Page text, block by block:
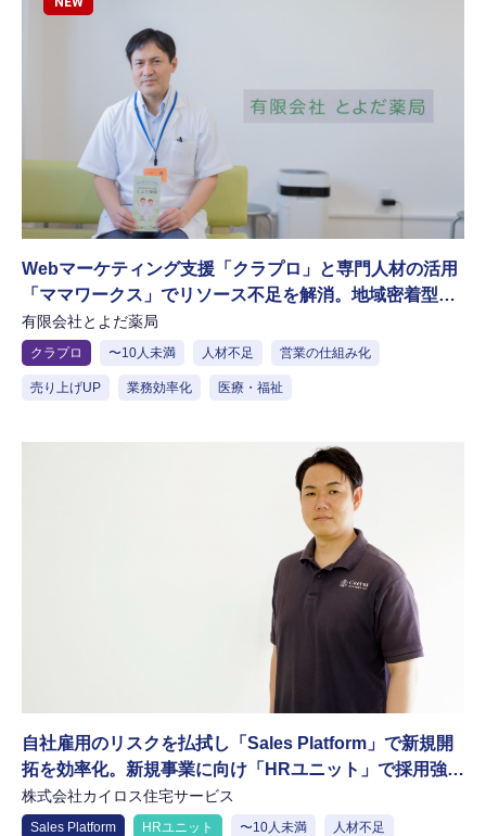
Webマーケティング支援「クラプロ」と専門人材の活用
「ママワークス」でリソース不足を解消。地域密着型の
薬局が挑む新たな認知拡大
有限会社とよだ薬局
クラプロ 〜10人未満 人材不足 営業の仕組み化
売り上げUP 業務効率化 医療・福祉
自社雇用のリスクを払拭し「Sales Platform」で新規開
拓を効率化。新規事業に向け「HRユニット」で採用強化
も
株式会社カイロス住宅サービス
Sales Platform HRユニット 〜10人未満 人材不足